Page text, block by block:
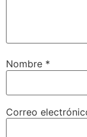
Nombre *
Correo